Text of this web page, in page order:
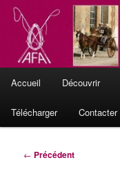
Aller
contenu
principalLe site
Française
L'Attelage de Tradition,
principal
Accueil Découvrir
Télécharger Contacter
Navigation
← Précédent